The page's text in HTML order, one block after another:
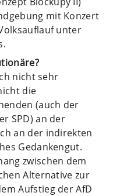
mit Konzert
unter
nicht sehr
die
(auch der
SPD) an der
an der indirekten
Gedankengut.
zwischen dem
Alternative zur
Aufstieg der AfD